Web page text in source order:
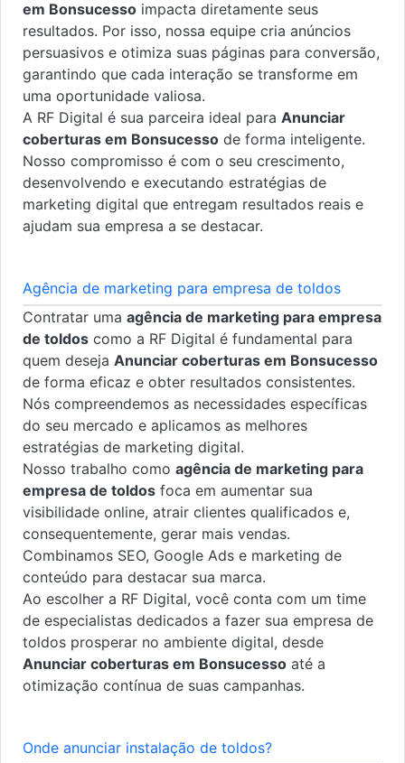
em Bonsucesso impacta diretamente seus
resultados. Por isso, nossa equipe cria anúncios
persuasivos e otimiza suas páginas para conversão,
garantindo que cada interação se transforme em
uma oportunidade valiosa.
A RF Digital é sua parceira ideal para Anunciar
coberturas em Bonsucesso de forma inteligente.
Nosso compromisso é com o seu crescimento,
desenvolvendo e executando estratégias de
marketing digital que entregam resultados reais e
ajudam sua empresa a se destacar.
Agência de marketing para empresa de toldos
Contratar uma agência de marketing para empresa
de toldos como a RF Digital é fundamental para
quem deseja Anunciar coberturas em Bonsucesso
de forma eficaz e obter resultados consistentes.
Nós compreendemos as necessidades específicas
do seu mercado e aplicamos as melhores
estratégias de marketing digital.
Nosso trabalho como agência de marketing para
empresa de toldos foca em aumentar sua
visibilidade online, atrair clientes qualificados e,
consequentemente, gerar mais vendas.
Combinamos SEO, Google Ads e marketing de
conteúdo para destacar sua marca.
Ao escolher a RF Digital, você conta com um time
de especialistas dedicados a fazer sua empresa de
toldos prosperar no ambiente digital, desde
Anunciar coberturas em Bonsucesso até a
otimização contínua de suas campanhas.
Onde anunciar instalação de toldos?